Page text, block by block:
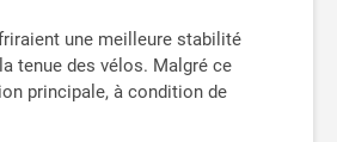
une meilleure stabilité
tenue des vélos. Malgré ce
principale, à condition de